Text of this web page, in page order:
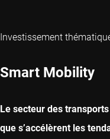
Investissement
Smart Mobility
Le secteur des
que s’accélèrent les